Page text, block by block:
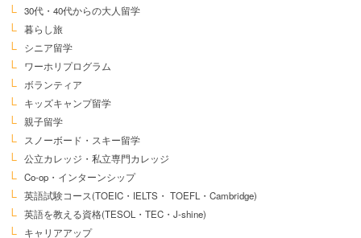
30代・40代からの大人留学
暮らし旅
シニア留学
ワーホリプログラム
ボランティア
キッズキャンプ留学
親子留学
スノーボード・スキー留学
公立カレッジ・私立専門カレッジ
Co-op・インターンシップ
英語試験コース(TOEIC・IELTS・ TOEFL・Cambridge)
英語を教える資格(TESOL・TEC・J-shine)
キャリアアップ